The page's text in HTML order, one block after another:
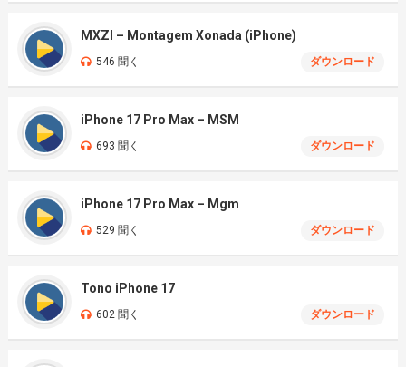
MXZI – Montagem Xonada (iPhone)
546 聞く ダウンロード
iPhone 17 Pro Max – MSM
693 聞く ダウンロード
iPhone 17 Pro Max – Mgm
529 聞く ダウンロード
Tono iPhone 17
602 聞く ダウンロード